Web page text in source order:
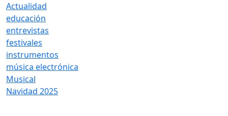
Actualidad
educación
entrevistas
festivales
instrumentos
música electrónica
Musical
Navidad 2025